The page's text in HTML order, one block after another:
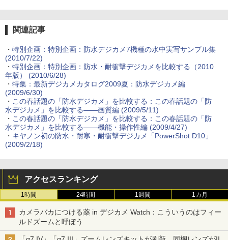
関連記事
・ 特別企画：特別企画：防水デジカメ7機種の水中実写サンプル集
(2010/7/22)
・ 特別企画：特別企画：防水・耐衝撃デジカメを比較する（2010
年版） (2010/6/28)
・ 特集：最新デジカメカタログ2009夏：防水デジカメ編
(2009/6/30)
・ この春話題の「防水デジカメ」を比較する：この春話題の「防
水デジカメ」を比較する――画質編 (2009/5/11)
・ この春話題の「防水デジカメ」を比較する：この春話題の「防
水デジカメ」を比較する――機能・操作性編 (2009/4/27)
・ キヤノン初の防水・耐寒・耐衝撃デジカメ「PowerShot D10」
(2009/2/18)
アクセスランキング
1時間 24時間 1週間 1カ月
カメラバカにつける薬 in デジカメ Watch：こういうのはフィー
ルドズームと呼ぼう